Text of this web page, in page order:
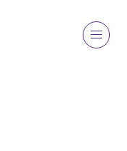
Menu
Rechercher